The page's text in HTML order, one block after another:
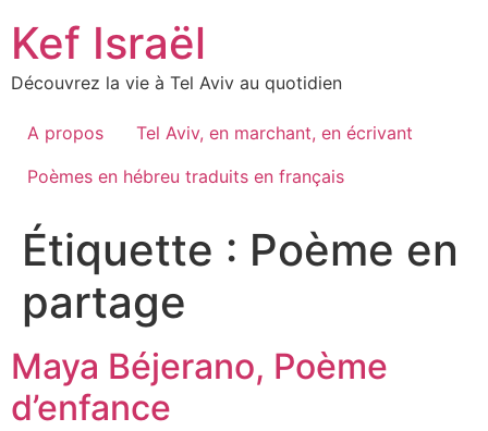
content
Kef Israël
Découvrez la vie à Tel Aviv au quotidien
A propos
Tel Aviv, en marchant, en écrivant
Poèmes en hébreu traduits en français
Étiquette : Poème en
partage
Maya Béjerano, Poème
d’enfance